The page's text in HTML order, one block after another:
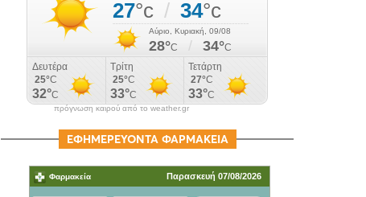
πρόγνωση καιρού από το weather.gr
ΕΦΗΜΕΡΕΥΟΝΤΑ ΦΑΡΜΑΚΕΙΑ